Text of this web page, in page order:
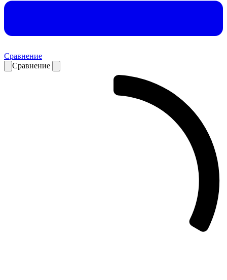
Сравнение
Сравнение